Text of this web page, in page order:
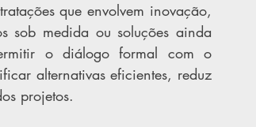
que envolvem inovação,
sob medida ou soluções ainda
o diálogo formal com o
alternativas eficientes, reduz
projetos.